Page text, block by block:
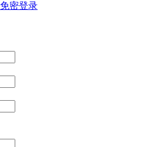
免密登录